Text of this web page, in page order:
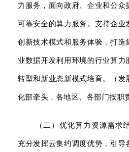
力服务，面向政府、企业和公众
可靠安全的算力服务。支持企业
创新技术模式和服务体验，打
业数据开发利用环境的行业算
转型和新业态新模式培育。（发
化部牵头，各地区、各部门按职
（二）优化算力资源需求
充分发挥云集约调度优势，引导